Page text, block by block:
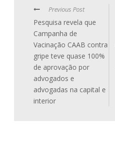
Previous Post
Pesquisa revela que
Campanha de
Vacinação CAAB contra
gripe teve quase 100%
de aprovação por
advogados e
advogadas na capital e
interior